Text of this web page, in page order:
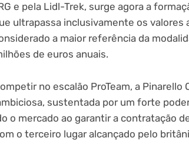
e pela Lidl-Trek, surge agora a
ultrapassa inclusivamente os valores
a maior referência da
de euros anuais.
no escalão ProTeam, a
sustentada por um forte
o mercado ao garantir a contratação
o terceiro lugar alcançado pelo